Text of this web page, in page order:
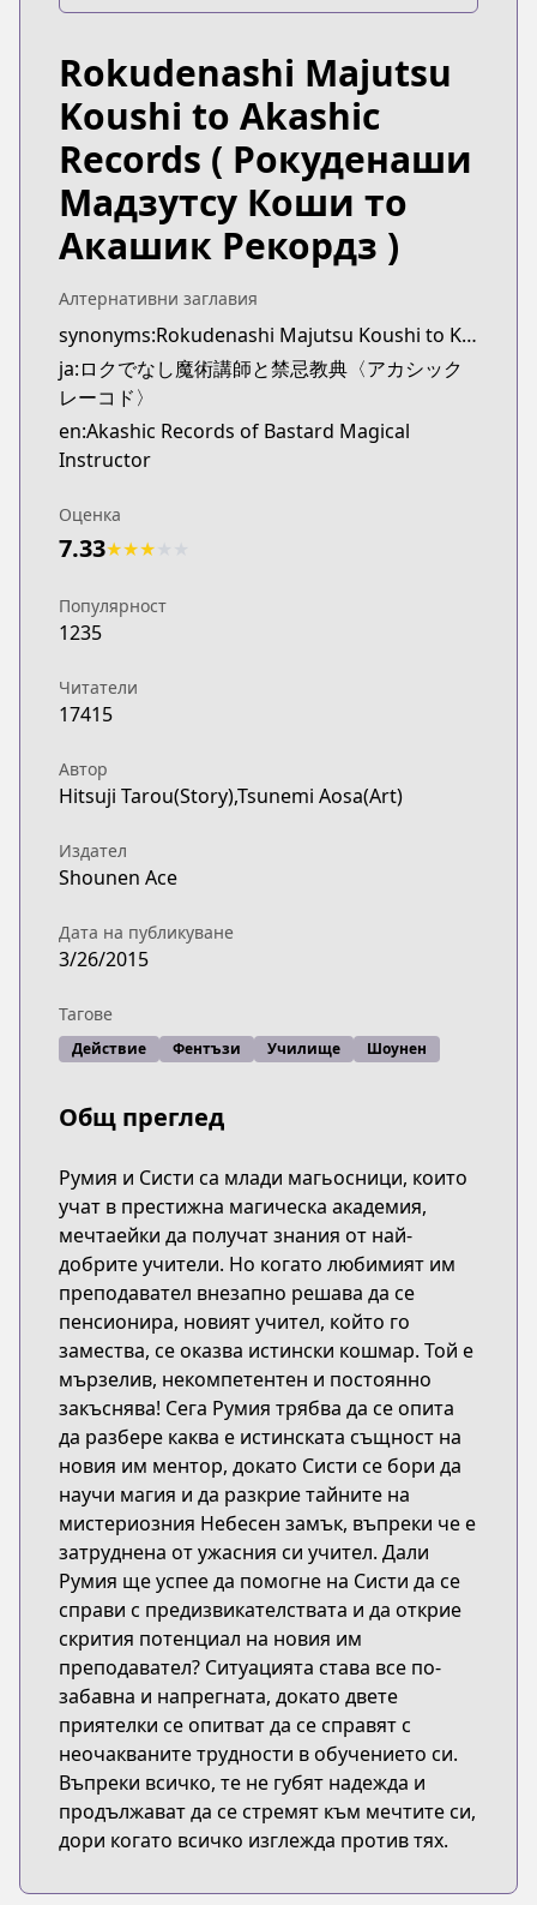
https://comic-walker.com/contents/detail/
Rokudenashi Majutsu
Koushi to Akashic
Records ( Рокуденаши
Мадзутсу Коши то
Акашик Рекордз )
Алтернативни заглавия
synonyms:Rokudenashi Majutsu Koushi to Kinki Kyouten
ja:ロクでなし魔術講師と禁忌教典〈アカシック
レーコド〉
en:Akashic Records of Bastard Magical
Instructor
Оценка
7.33★★★
Популярност
1235
Читатели
17415
Автор
Hitsuji Tarou(Story),Tsunemi Aosa(Art)
Издател
Shounen Ace
Дата на публикуване
3/26/2015
Тагове
Действие Фентъзи Училище Шоунен
Общ преглед
Румия и Систи са млади магьосници, които
учат в престижна магическа академия,
мечтаейки да получат знания от най-
добрите учители. Но когато любимият им
преподавател внезапно решава да се
пенсионира, новият учител, който го
замества, се оказва истински кошмар. Той е
мързелив, некомпетентен и постоянно
закъснява! Сега Румия трябва да се опита
да разбере каква е истинската същност на
новия им ментор, докато Систи се бори да
научи магия и да разкрие тайните на
мистериозния Небесен замък, въпреки че е
затруднена от ужасния си учител. Дали
Румия ще успее да помогне на Систи да се
справи с предизвикателствата и да открие
скрития потенциал на новия им
преподавател? Ситуацията става все по-
забавна и напрегната, докато двете
приятелки се опитват да се справят с
неочакваните трудности в обучението си.
Въпреки всичко, те не губят надежда и
продължават да се стремят към мечтите си,
дори когато всичко изглежда против тях.